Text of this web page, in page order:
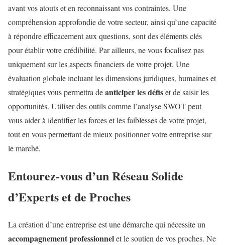
avant vos atouts et en reconnaissant vos contraintes. Une
compréhension approfondie de votre secteur, ainsi qu’une capacité
à répondre efficacement aux questions, sont des éléments clés
pour établir votre crédibilité. Par ailleurs, ne vous focalisez pas
uniquement sur les aspects financiers de votre projet. Une
évaluation globale incluant les dimensions juridiques, humaines et
stratégiques vous permettra deanticiper les défiset de saisir les
opportunités. Utiliser des outils comme l’analyse SWOT peut
vous aider à identifier les forces et les faiblesses de votre projet,
tout en vous permettant de mieux positionner votre entreprise sur
le marché.
Entourez-vous d’un Réseau Solide
d’Experts et de Proches
La création d’une entreprise est une démarche qui nécessite un
accompagnement professionnelet le soutien de vos proches. Ne